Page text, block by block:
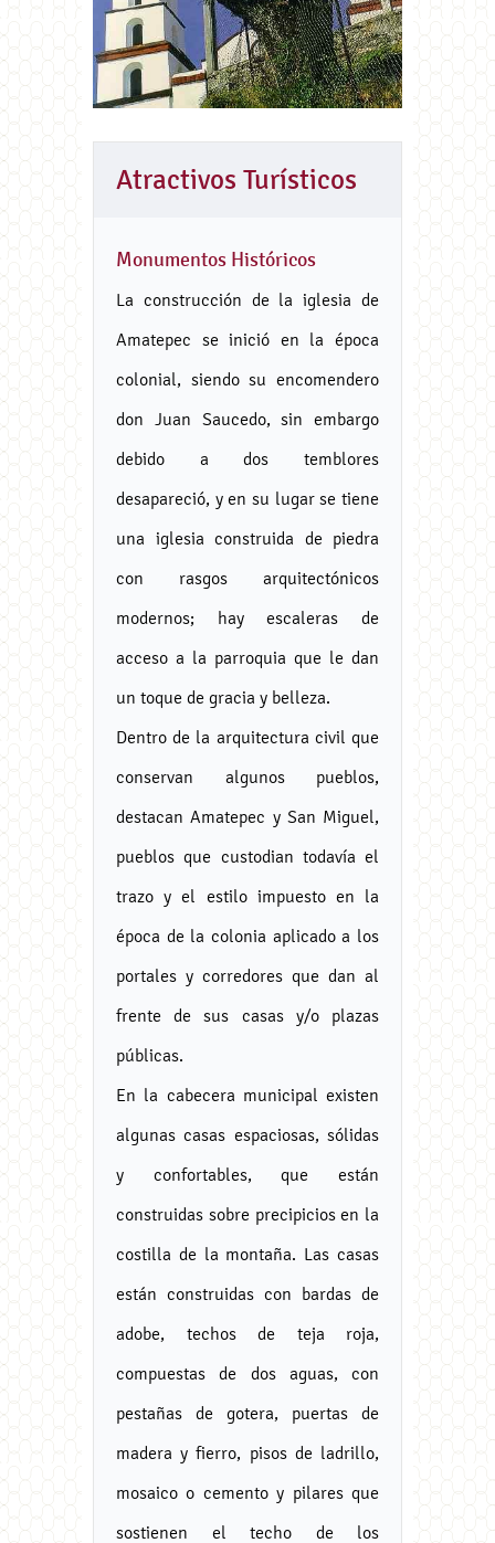
Atractivos Turísticos
Monumentos Históricos
La construcción de la iglesia de
Amatepec se inició en la época
colonial, siendo su encomendero
don Juan Saucedo, sin embargo
debido a dos temblores
desapareció, y en su lugar se tiene
una iglesia construida de piedra
con rasgos arquitectónicos
modernos; hay escaleras de
acceso a la parroquia que le dan
un toque de gracia y belleza.
Dentro de la arquitectura civil que
conservan algunos pueblos,
destacan Amatepec y San Miguel,
pueblos que custodian todavía el
trazo y el estilo impuesto en la
época de la colonia aplicado a los
portales y corredores que dan al
frente de sus casas y/o plazas
públicas.
En la cabecera municipal existen
algunas casas espaciosas, sólidas
y confortables, que están
construidas sobre precipicios en la
costilla de la montaña. Las casas
están construidas con bardas de
adobe, techos de teja roja,
compuestas de dos aguas, con
pestañas de gotera, puertas de
madera y fierro, pisos de ladrillo,
mosaico o cemento y pilares que
sostienen el techo de los